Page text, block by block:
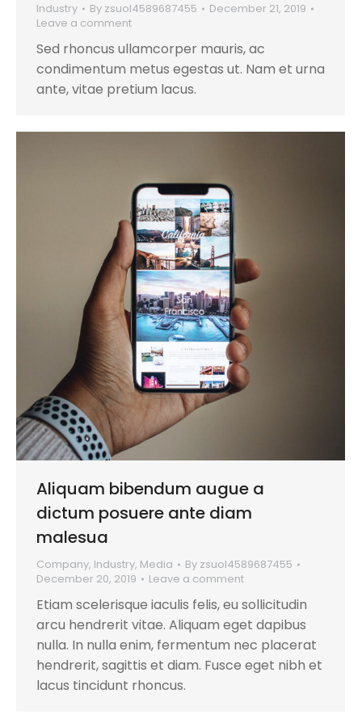
Industry By zsuol4589687455
December 21, 2019
Leave a comment
Sed rhoncus ullamcorper mauris, ac
condimentum metus egestas ut. Nam et urna
ante, vitae pretium lacus.
Aliquam bibendum augue a
dictum posuere ante diam
malesua
Company, Industry, Media By zsuol4589687455
December 20, 2019
Leave a comment
Etiam scelerisque iaculis felis, eu sollicitudin
arcu hendrerit vitae. Aliquam eget dapibus
nulla. In nulla enim, fermentum nec placerat
hendrerit, sagittis et diam. Fusce eget nibh et
lacus tincidunt rhoncus.